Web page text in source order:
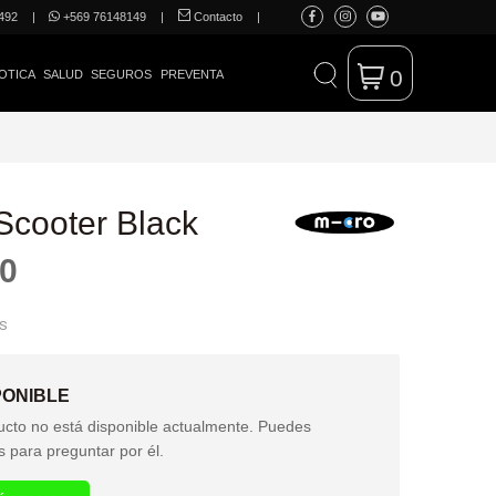
| +569 76148149 | Contacto |
SALUD SEGUROS PREVENTA 0
Black
no está disponible actualmente. Puedes
para preguntar por él.